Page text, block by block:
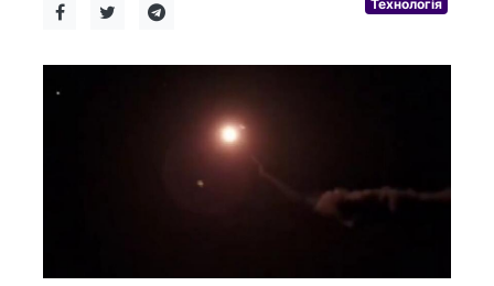
Технологія